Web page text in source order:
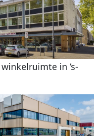
in ’s-